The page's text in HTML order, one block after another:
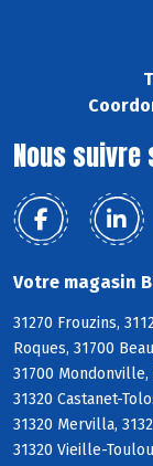
Nous suivre
Votre magasin
31270 Frouzins,
Roques, 31700
31700 Mondonville,
31320 Castanet-
31320 Mervilla,
31320 Vieille-